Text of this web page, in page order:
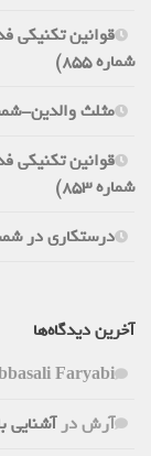
شماره 855)
مثلث والدین-
شماره 853)
درستکاری در
آخرین دیدگاه‌ها
Abbasali Faryabi
آرشدرآشنایی